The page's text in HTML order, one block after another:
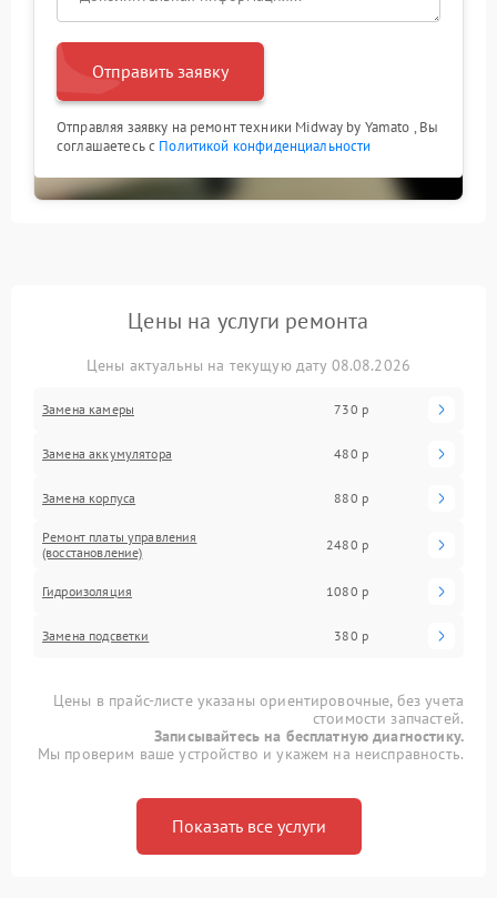
Отправить заявку
Отправляя заявку на ремонт техники Midway by Yamato , Вы
соглашаетесь с Политикой конфиденциальности
Цены на услуги ремонта
Цены актуальны на текущую дату 08.08.2026
Замена камеры 730 р
Замена аккумулятора 480 р
Замена корпуса 880 р
Ремонт платы управления
(восстановление)
2480 р
Гидроизоляция 1080 р
Замена подсветки 380 р
Цены в прайс-листе указаны ориентировочные, без учета
стоимости запчастей.
Записывайтесь на бесплатную диагностику.
Мы проверим ваше устройство и укажем на неисправность.
Показать все услуги